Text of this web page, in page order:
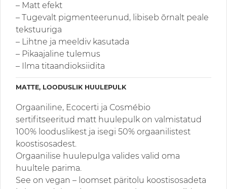
– Matt efekt
– Tugevalt pigmenteerunud, libiseb õrnalt peale
tekstuuriga
– Lihtne ja meeldiv kasutada
– Pikaajaline tulemus
– Ilma titaandioksiidita
MATTE, LOODUSLIK HUULEPULK
Orgaaniline, Ecocerti ja Cosmébio
sertifitseeritud matt huulepulk on valmistatud
100% looduslikest ja isegi 50% orgaanilistest
koostisosadest.
Orgaanilise huulepulga valides valid oma
huultele parima.
See on vegan – loomset päritolu koostisosadeta